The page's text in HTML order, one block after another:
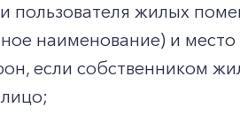
пользователя жилых
наименование) и
если собственником